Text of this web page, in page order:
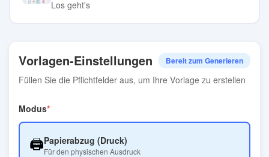
Los geht's
Vorlagen-Einstellungen Bereit zum Generieren
Füllen Sie die Pflichtfelder aus, um Ihre Vorlage zu erstellen
Modus
🖨️Papierabzug (Druck)
Für den physischen Ausdruck